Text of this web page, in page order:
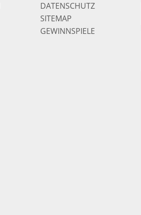
DATENSCHUTZ
SITEMAP
GEWINNSPIELE